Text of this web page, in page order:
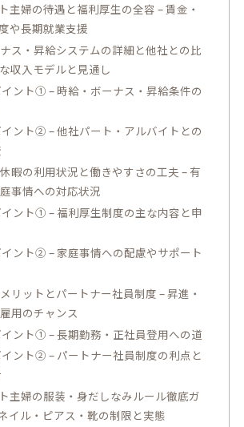
主婦の待遇と福利厚生の全容 – 賃金・
や長期就業支援
ス・昇給システムの詳細と他社との比
収入モデルと見通し
ント① – 時給・ボーナス・昇給条件の
ント② – 他社パート・アルバイトとの
暇の利用状況と働きやすさの工夫 – 有
事情への対応状況
ント① – 福利厚生制度の主な内容と申
ント② – 家庭事情への配慮やサポート
リットとパートナー社員制度 – 昇進・
用のチャンス
ント① – 長期勤務・正社員登用への道
ント② – パートナー社員制度の利点と
主婦の服装・身だしなみルール徹底ガ
イル・ピアス・靴の制限と実態